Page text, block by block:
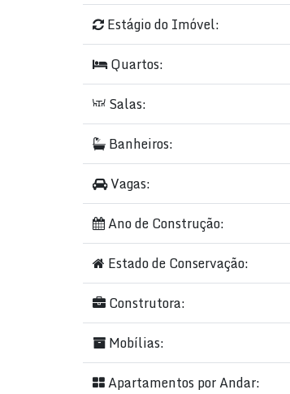
✅Academia equipada
✅Bicicletário
✅Área de serviço
✅Acesso a deficientes
✅Churrasqueira
✅Elevador moderno
✅Condomínio fechado com
✅Alarme e portaria reforçada
✅Acabamentos em alto padrão e
📍Rua 292, Meia Praia — Itapema/
Mediterrâneo Tower— O alto
Estágio do Imóvel:
Quartos:
Salas:
Banheiros:
Vagas:
Ano de Construção:
Estado de Conservação:
Construtora:
Mobílias:
Apartamentos por Andar: